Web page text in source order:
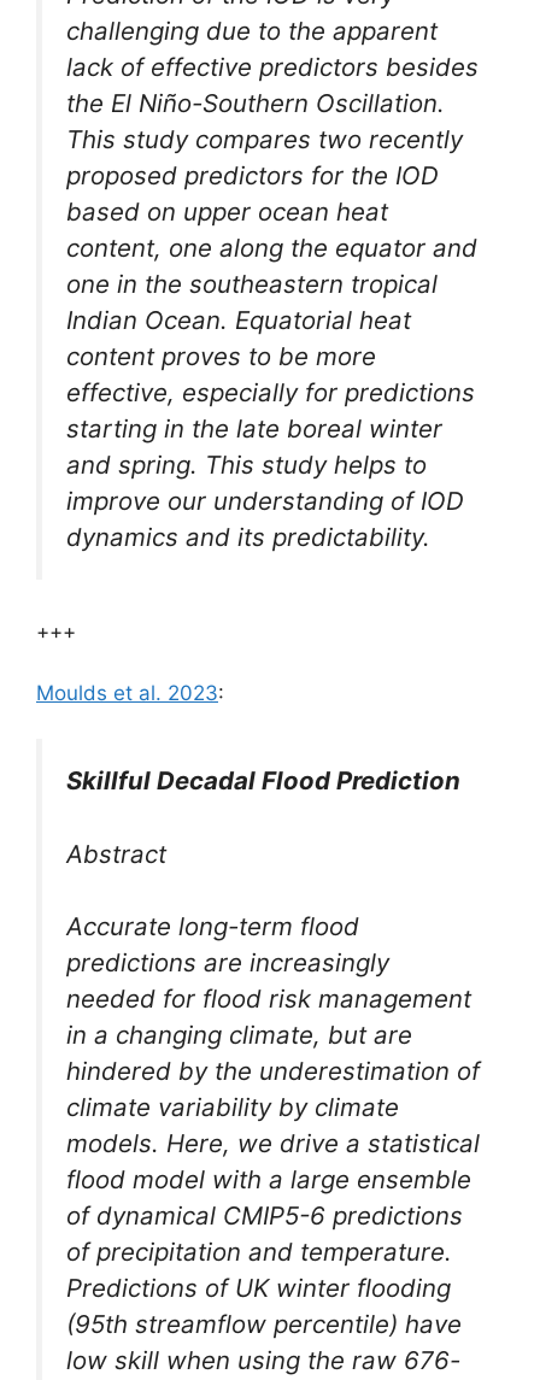
challenging due to the apparent
lack of effective predictors besides
the El Niño-Southern Oscillation.
This study compares two recently
proposed predictors for the IOD
based on upper ocean heat
content, one along the equator and
one in the southeastern tropical
Indian Ocean. Equatorial heat
content proves to be more
effective, especially for predictions
starting in the late boreal winter
and spring. This study helps to
improve our understanding of IOD
dynamics and its predictability.
+++
Moulds et al. 2023:
Skillful Decadal Flood Prediction
Abstract
Accurate long-term flood
predictions are increasingly
needed for flood risk management
in a changing climate, but are
hindered by the underestimation of
climate variability by climate
models. Here, we drive a statistical
flood model with a large ensemble
of dynamical CMIP5-6 predictions
of precipitation and temperature.
Predictions of UK winter flooding
(95th streamflow percentile) have
low skill when using the raw 676-